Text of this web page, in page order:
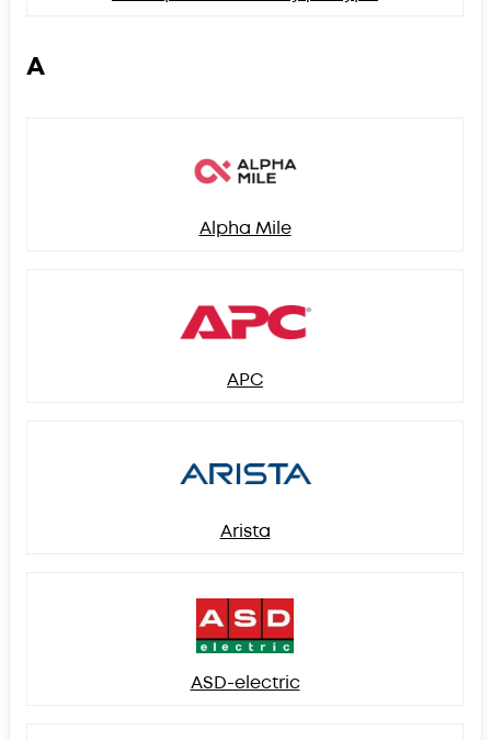
A
Alpha Mile
APC
Arista
ASD-electric